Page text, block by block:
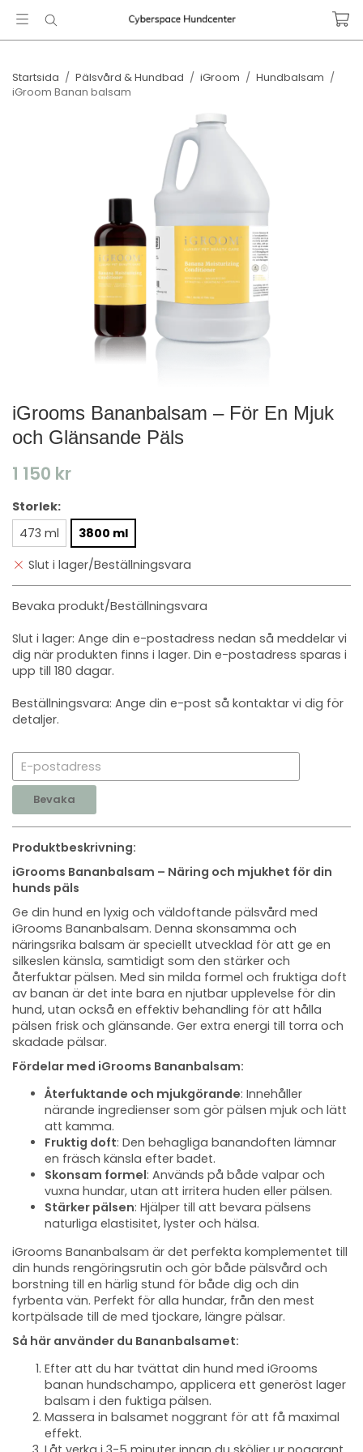
Startsida / Pälsvård & Hundbad / iGroom / Hundbalsam /
iGroom Banan balsam
iGrooms Bananbalsam – För En Mjuk
och Glänsande Päls
1 150 kr
Storlek:
473 ml
3800 ml
Slut i lager/Beställningsvara
Bevaka produkt/Beställningsvara
Slut i lager: Ange din e-postadress nedan så meddelar vi
dig när produkten finns i lager. Din e-postadress sparas i
upp till 180 dagar.
Beställningsvara: Ange din e-post så kontaktar vi dig för
detaljer.
Bevaka
Produktbeskrivning:
iGrooms Bananbalsam – Näring och mjukhet för din
hunds päls
Ge din hund en lyxig och väldoftande pälsvård med
iGrooms Bananbalsam. Denna skonsamma och
näringsrika balsam är speciellt utvecklad för att ge en
silkeslen känsla, samtidigt som den stärker och
återfuktar pälsen. Med sin milda formel och fruktiga doft
av banan är det inte bara en njutbar upplevelse för din
hund, utan också en effektiv behandling för att hålla
pälsen frisk och glänsande. Ger extra energi till torra och
skadade pälsar.
Fördelar med iGrooms Bananbalsam:
Återfuktande och mjukgörande: Innehåller
närande ingredienser som gör pälsen mjuk och lätt
att kamma.
Fruktig doft: Den behagliga banandoften lämnar
en fräsch känsla efter badet.
Skonsam formel: Används på både valpar och
vuxna hundar, utan att irritera huden eller pälsen.
Stärker pälsen: Hjälper till att bevara pälsens
naturliga elastisitet, lyster och hälsa.
iGrooms Bananbalsam är det perfekta komplementet till
din hunds rengöringsrutin och gör både pälsvård och
borstning till en härlig stund för både dig och din
fyrbenta vän. Perfekt för alla hundar, från den mest
kortpälsade till de med tjockare, längre pälsar.
Så här använder du Bananbalsamet:
Efter att du har tvättat din hund med iGrooms
banan hundschampo, applicera ett generöst lager
balsam i den fuktiga pälsen.
Massera in balsamet noggrant för att få maximal
effekt.